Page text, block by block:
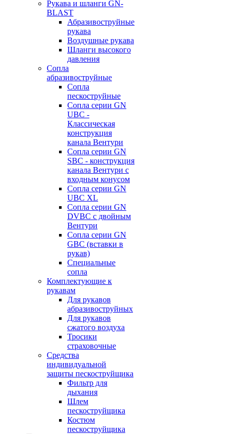
Рукава и шланги GN-
BLAST
Абразивоструйные
рукава
Воздушные рукава
Шланги высокого
давления
Сопла
абразивоструйные
Сопла
пескоструйные
Сопла серии GN
UBC -
Классическая
конструкция
канала Вентури
Сопла серии GN
SBC - конструкция
канала Вентури c
входным конусом
Сопла серии GN
UBC XL
Сопла серии GN
DVBC с двойным
Вентури
Сопла серии GN
GBC (вставки в
рукав)
Специальные
сопла
Комплектующие к
рукавам
Для рукавов
абразивоструйных
Для рукавов
сжатого воздуха
Тросики
страховочные
Средства
индивидуальной
защиты пескоструйщика
Фильтр для
дыхания
Шлем
пескоструйщика
Костюм
пескоструйщика